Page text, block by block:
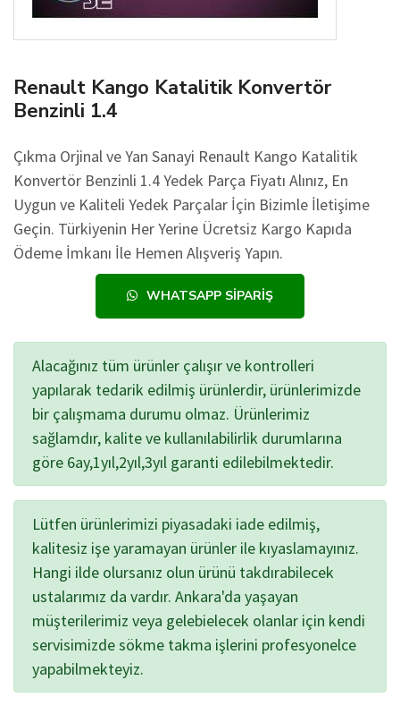
Renault Kango Katalitik Konvertör
Benzinli 1.4
Çıkma Orjinal ve Yan Sanayi Renault Kango Katalitik
Konvertör Benzinli 1.4 Yedek Parça Fiyatı Alınız, En
Uygun ve Kaliteli Yedek Parçalar İçin Bizimle İletişime
Geçin. Türkiyenin Her Yerine Ücretsiz Kargo Kapıda
Ödeme İmkanı İle Hemen Alışveriş Yapın.
WHATSAPP SIPARIŞ
Alacağınız tüm ürünler çalışır ve kontrolleri
yapılarak tedarik edilmiş ürünlerdir, ürünlerimizde
bir çalışmama durumu olmaz. Ürünlerimiz
sağlamdır, kalite ve kullanılabilirlik durumlarına
göre 6ay,1yıl,2yıl,3yıl garanti edilebilmektedir.
Lütfen ürünlerimizi piyasadaki iade edilmiş,
kalitesiz işe yaramayan ürünler ile kıyaslamayınız.
Hangi ilde olursanız olun ürünü takdırabilecek
ustalarımız da vardır. Ankara'da yaşayan
müşterilerimiz veya gelebielecek olanlar için kendi
servisimizde sökme takma işlerini profesyonelce
yapabilmekteyiz.